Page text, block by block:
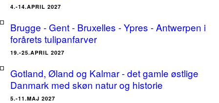
4.-14.APRIL 2027
Brugge - Gent - Bruxelles - Ypres - Antwerpen i
forårets tulipanfarver
19.-25.APRIL 2027
Gotland, Øland og Kalmar - det gamle østlige
Danmark med skøn natur og historie
5.-11.MAJ 2027